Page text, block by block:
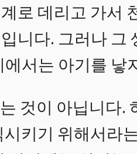
로 데리고 가서
니다. 그러나 그
서는 아기를 낳
것이 아닙니다.
키기 위해서라